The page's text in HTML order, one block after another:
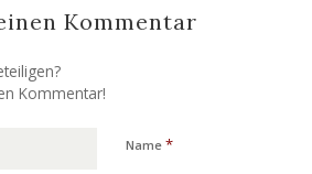
Kommentar
Kommentar!
Name *